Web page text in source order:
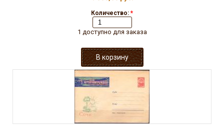
Количество: *
1 доступно для заказа